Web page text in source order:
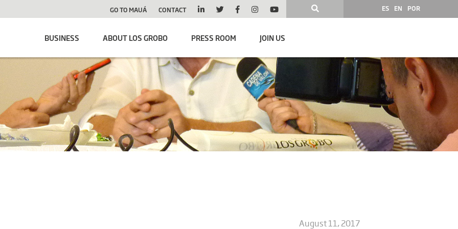
GO TO MAUÁ CONTACT ES EN POR
BUSINESS ABOUT LOS GROBO PRESS ROOM JOIN US
August 11, 2017